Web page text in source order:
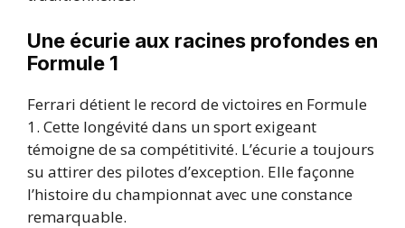
Une écurie aux racines profondes en
Formule 1
Ferrari détient le record de victoires en Formule
1. Cette longévité dans un sport exigeant
témoigne de sa compétitivité. L’écurie a toujours
su attirer des pilotes d’exception. Elle façonne
l’histoire du championnat avec une constance
remarquable.